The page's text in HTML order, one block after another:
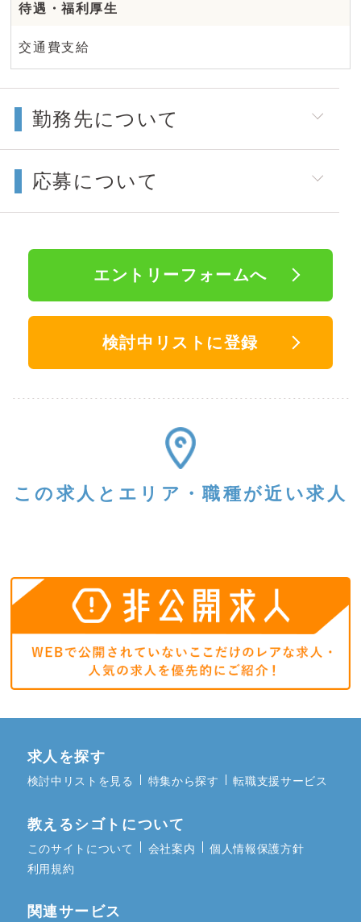
待遇・福利厚生
交通費支給
勤務先について
応募について
エントリーフォームへ
検討中リストに登録
この求人と エリア・職種が近い求人
求人を探す
検討中リストを見る 特集から探す 転職支援サービス
教えるシゴトについて
このサイトについて 会社案内
個人情報保護方針
利用規約
関連サービス